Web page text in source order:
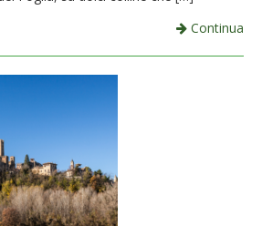
Continua